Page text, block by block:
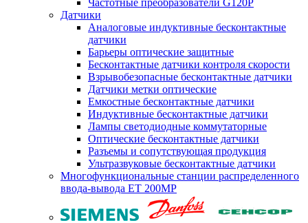
Частотные преобразователи G120P
Датчики
Аналоговые индуктивные бесконтактные
датчики
Барьеры оптические защитные
Бесконтактные датчики контроля скорости
Взрывобезопасные бесконтактные датчики
Датчики метки оптические
Емкостные бесконтактные датчики
Индуктивные бесконтактные датчики
Лампы светодиодные коммутаторные
Оптические бесконтактные датчики
Разъемы и сопутствующая продукция
Ультразвуковые бесконтактные датчики
Многофункциональные станции распределенного
ввода-вывода ET 200MP